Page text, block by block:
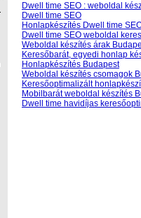
Dwell time SEO : weboldal
Dwell time SEO
Honlapkészítés Dwell time
Dwell time SEO weboldal
Weboldal készítés árak
Keresőbarát, egyedi honlap‎
Honlapkészítés Budapest
Weboldal készítés csomagok
Keresőoptimalizált
Mobilbarát weboldal készítés
Dwell time havidíjas